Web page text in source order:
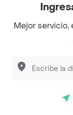
Fettucini en
S/ 27.50
Bebidas
Mejor servicio,